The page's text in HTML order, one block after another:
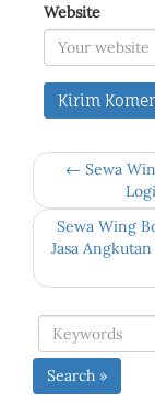
Website
← Sewa
Sewa Wing
Jasa
Search »